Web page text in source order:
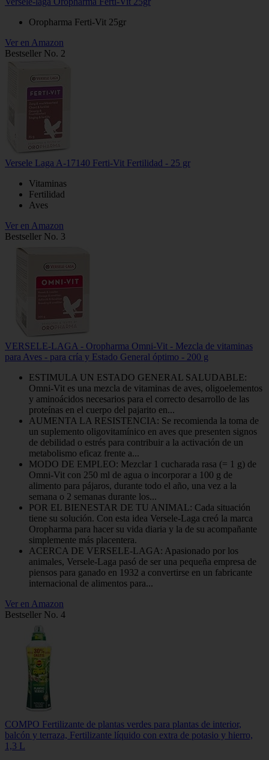
Oropharma Ferti-Vit 25gr
Ver en Amazon
Bestseller No. 2
Versele Laga A-17140 Ferti-Vit Fertilidad - 25 gr
Vitaminas
Fertilidad
Aves
Ver en Amazon
Bestseller No. 3
VERSELE-LAGA - Oropharma Omni-Vit - Mezcla de vitaminas
para Aves - para cría y Estado General óptimo - 200 g
ESTIMULA UN ESTADO GENERAL SALUDABLE:
Omni-Vit es una mezcla de vitaminas de aves, oligoelementos
y aminoácidos necesarios para el correcto desarrollo de las
proteínas en el cuerpo del pajarito en...
AUMENTA LA RESISTENCIA: Se recomienda la toma de
un suplemento oligovitamínico en aves que presenten signos
de debilidad o estrés para contribuir a la activación de un
metabolismo eficaz frente a...
MODO DE EMPLEO: Mezclar 1 cucharada rasa (= 1 g) de
Omni-Vit con 250 ml de agua o incorporar a 100 g de
alimento para pájaros, durante todo el año, una vez a la
semana o 2 semanas durante los...
POR EL BIENESTAR DE TU ANIMAL: Cada situación
tiene su solución. Con esta idea Versele-Laga creó la marca
Oropharma para hacer su vida diaria y la de su acompañante
simplemente más placentera.
ACERCA DE VERSELE-LAGA: Apasionado por los
animales, Versele-Laga pasó de ser una pequeña empresa de
piensos para ganado en 1932 a convertirse en un fabricante
internacional de alimentos para...
Ver en Amazon
Bestseller No. 4
COMPO Fertilizante de plantas verdes para plantas de interior,
balcón y terraza, Fertilizante líquido con extra de potasio y hierro,
1,3 L